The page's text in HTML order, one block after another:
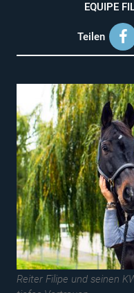
EQUIPE
Teilen
Reiter Filipe und seinen